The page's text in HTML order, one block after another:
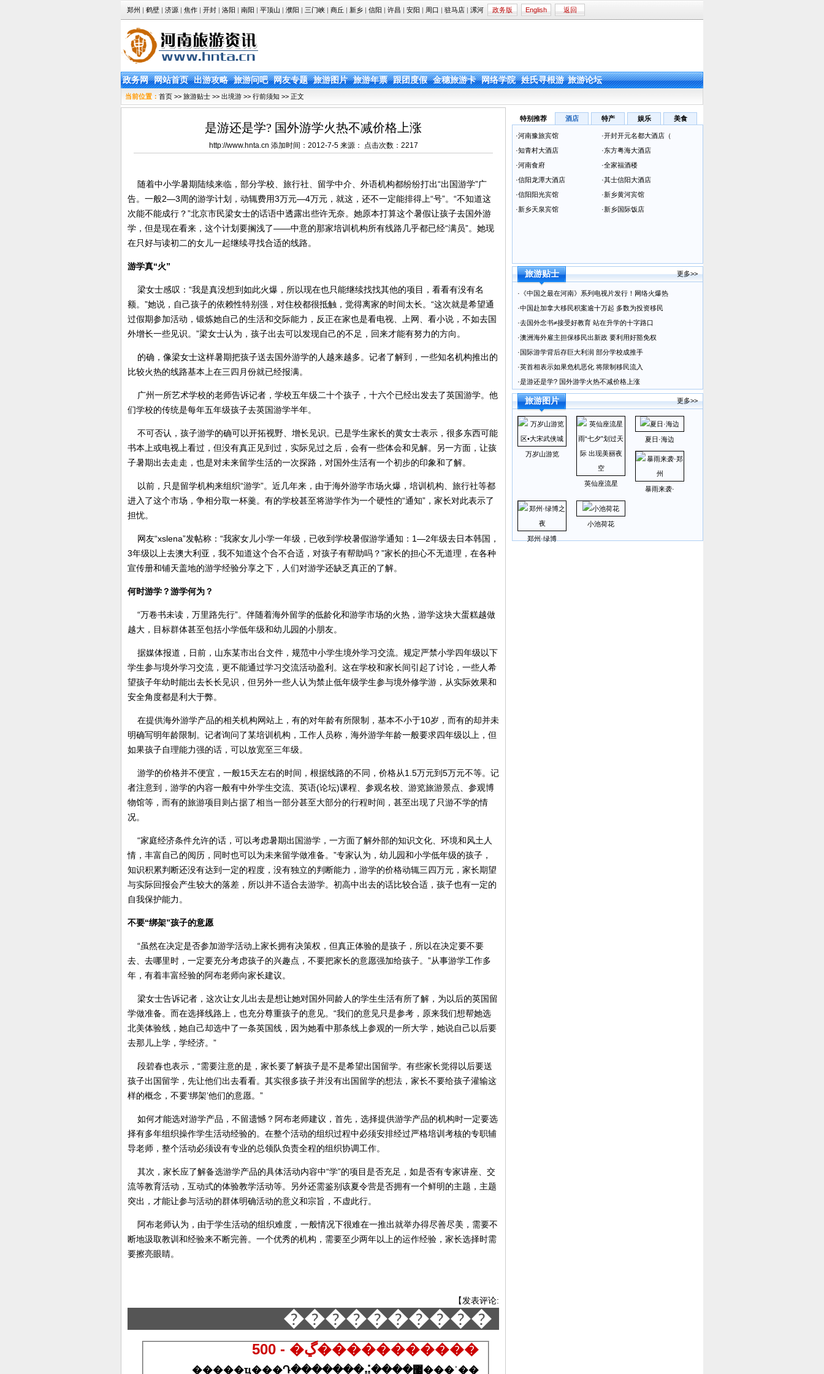
郑州 | 鹤壁 | 济源 | 焦作 | 开封 | 洛阳 | 南阳 | 平顶山 | 濮阳 | 三门峡 | 商丘 | 新乡 | 信阳 | 许昌 | 安阳 | 周口 | 驻马店 | 漯河 政务版 English 返回
政务网 网站首页 出游攻略 旅游问吧 网友专题 旅游图片 旅游年票 跟团度假 金穗旅游卡 网络学院 姓氏寻根游 旅游论坛
当前位置： 首页 >> 旅游贴士 >> 出境游 >> 行前须知 >> 正文
是游还是学? 国外游学火热不减价格上涨
http://www.hnta.cn 添加时间：2012-7-5 来源： 点击次数： 2217
随着中小学暑期陆续来临，部分学校、旅行社、留学中介、外语机构都纷纷打出“出国游学”广
告。一般2—3周的游学计划，动辄费用3万元—4万元，就这，还不一定能排得上“号”。“不知道这
次能不能成行？”北京市民梁女士的话语中透露出些许无奈。她原本打算这个暑假让孩子去国外游
学，但是现在看来，这个计划要搁浅了——中意的那家培训机构所有线路几乎都已经“满员”。她现
在只好与读初二的女儿一起继续寻找合适的线路。
游学真“火”
梁女士感叹：“我是真没想到如此火爆，所以现在也只能继续找找其他的项目，看看有没有名
额。”她说，自己孩子的依赖性特别强，对住校都很抵触，觉得离家的时间太长。“这次就是希望通
过假期参加活动，锻炼她自己的生活和交际能力，反正在家也是看电视、上网、看小说，不如去国
外增长一些见识。”梁女士认为，孩子出去可以发现自己的不足，回来才能有努力的方向。
的确，像梁女士这样暑期把孩子送去国外游学的人越来越多。记者了解到，一些知名机构推出的
比较火热的线路基本上在三四月份就已经报满。
广州一所艺术学校的老师告诉记者，学校五年级二十个孩子，十六个已经出发去了英国游学。他
们学校的传统是每年五年级孩子去英国游学半年。
不可否认，孩子游学的确可以开拓视野、增长见识。已是学生家长的黄女士表示，很多东西可能
书本上或电视上看过，但没有真正见到过，实际见过之后，会有一些体会和见解。另一方面，让孩
子暑期出去走走，也是对未来留学生活的一次探路，对国外生活有一个初步的印象和了解。
以前，只是留学机构来组织“游学”。近几年来，由于海外游学市场火爆，培训机构、旅行社等都
进入了这个市场，争相分取一杯羹。有的学校甚至将游学作为一个硬性的“通知”，家长对此表示了
担忧。
网友“xslena”发帖称：“我家女儿小学一年级，已收到学校暑假游学通知：1—2年级去日本韩国，
3年级以上去澳大利亚，我不知道这个合不合适，对孩子有帮助吗？”家长的担心不无道理，在各种
宣传册和铺天盖地的游学经验分享之下，人们对游学还缺乏真正的了解。
何时游学？游学何为？
“万卷书未读，万里路先行”。伴随着海外留学的低龄化和游学市场的火热，游学这块大蛋糕越做
越大，目标群体甚至包括小学低年级和幼儿园的小朋友。
据媒体报道，日前，山东某市出台文件，规范中小学生境外学习交流。规定严禁小学四年级以下
学生参与境外学习交流，更不能通过学习交流活动盈利。这在学校和家长间引起了讨论，一些人希
望孩子年幼时能出去长长见识，但另外一些人认为禁止低年级学生参与境外修学游，从实际效果和
安全角度都是利大于弊。
在提供海外游学产品的相关机构网站上，有的对年龄有所限制，基本不小于10岁，而有的却并未
明确写明年龄限制。记者询问了某培训机构，工作人员称，海外游学年龄一般要求四年级以上，但
如果孩子自理能力强的话，可以放宽至三年级。
游学的价格并不便宜，一般15天左右的时间，根据线路的不同，价格从1.5万元到5万元不等。记
者注意到，游学的内容一般有中外学生交流、英语(论坛)课程、参观名校、游览旅游景点、参观博
物馆等，而有的旅游项目则占据了相当一部分甚至大部分的行程时间，甚至出现了只游不学的情
况。
“家庭经济条件允许的话，可以考虑暑期出国游学，一方面了解外部的知识文化、环境和风土人
情，丰富自己的阅历，同时也可以为未来留学做准备。”专家认为，幼儿园和小学低年级的孩子，
知识积累判断还没有达到一定的程度，没有独立的判断能力，游学的价格动辄三四万元，家长期望
与实际回报会产生较大的落差，所以并不适合去游学。初高中出去的话比较合适，孩子也有一定的
自我保护能力。
不要“绑架”孩子的意愿
“虽然在决定是否参加游学活动上家长拥有决策权，但真正体验的是孩子，所以在决定要不要
去、去哪里时，一定要充分考虑孩子的兴趣点，不要把家长的意愿强加给孩子。”从事游学工作多
年，有着丰富经验的阿布老师向家长建议。
梁女士告诉记者，这次让女儿出去是想让她对国外同龄人的学生生活有所了解，为以后的英国留
学做准备。而在选择线路上，也充分尊重孩子的意见。“我们的意见只是参考，原来我们想帮她选
北美体验线，她自己却选中了一条英国线，因为她看中那条线上参观的一所大学，她说自己以后要
去那儿上学，学经济。”
段碧春也表示，“需要注意的是，家长要了解孩子是不是希望出国留学。有些家长觉得以后要送
孩子出国留学，先让他们出去看看。其实很多孩子并没有出国留学的想法，家长不要给孩子灌输这
样的概念，不要‘绑架’他们的意愿。”
如何才能选对游学产品，不留遗憾？阿布老师建议，首先，选择提供游学产品的机构时一定要选
择有多年组织操作学生活动经验的。在整个活动的组织过程中必须安排经过严格培训考核的专职辅
导老师，整个活动必须设有专业的总领队负责全程的组织协调工作。
其次，家长应了解备选游学产品的具体活动内容中“学”的项目是否充足，如是否有专家讲座、交
流等教育活动，互动式的体验教学活动等。另外还需鉴别该夏令营是否拥有一个鲜明的主题，主题
突出，才能让参与活动的群体明确活动的意义和宗旨，不虚此行。
阿布老师认为，由于学生活动的组织难度，一般情况下很难在一推出就举办得尽善尽美，需要不
断地汲取教训和经验来不断完善。一个优秀的机构，需要至少两年以上的运作经验，家长选择时需
要擦亮眼睛。
【发表评论:
����������
500 - �ڲ�����������
�����ҵ���Դ�������⣬����޷���ʾ��
特别推荐 酒店 特产 娱乐 美食
·河南豫旅宾馆 ·开封开元名都大酒店（
·知青村大酒店 ·东方粤海大酒店
·河南食府 ·全家福酒楼
·信阳龙潭大酒店 ·其士信阳大酒店
·信阳阳光宾馆 ·新乡黄河宾馆
·新乡天泉宾馆 ·新乡国际饭店
旅游贴士 更多>>
· 《中国之最在河南》系列电视片发行！网络火爆热
·中国赴加拿大移民积案逾十万起 多数为投资移民
·去国外念书≠接受好教育 站在升学的十字路口
·澳洲海外雇主担保移民出新政 要利用好豁免权
· 国际游学背后存巨大利润 部分学校成推手
·英首相表示如果危机恶化 将限制移民流入
·是游还是学? 国外游学火热不减价格上涨
旅游图片 更多>>
万岁山游览
英仙座流星
夏日·海边
暴雨来袭·
郑州·绿博
小池荷花